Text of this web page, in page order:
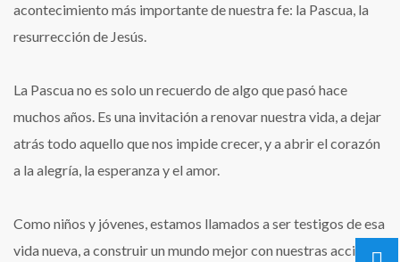
acontecimiento más importante de nuestra fe: la Pascua, la
resurrección de Jesús.
La Pascua no es solo un recuerdo de algo que pasó hace
muchos años. Es una invitación a renovar nuestra vida, a dejar
atrás todo aquello que nos impide crecer, y a abrir el corazón
a la alegría, la esperanza y el amor.
Como niños y jóvenes, estamos llamados a ser testigos de esa
vida nueva, a construir un mundo mejor con nuestras acciones,